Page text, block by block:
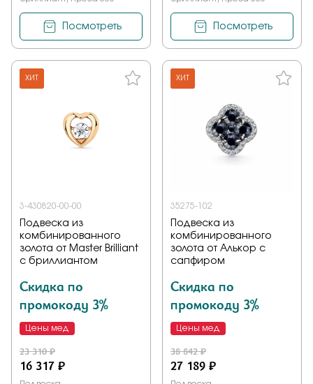
Посмотреть Посмотреть
ХИТ
3-430820-00-00
Подвеска из
комбинированного
золота от Master Brilliant
с бриллиантом
Скидка по
промокоду 3%
Цены мед
23 310 ₽
16 317 ₽
ХИТ
35275-102
Подвеска из
комбинированного
золота от Алькор с
сапфиром
Скидка по
промокоду 3%
Цены мед
38 842 ₽
27 189 ₽